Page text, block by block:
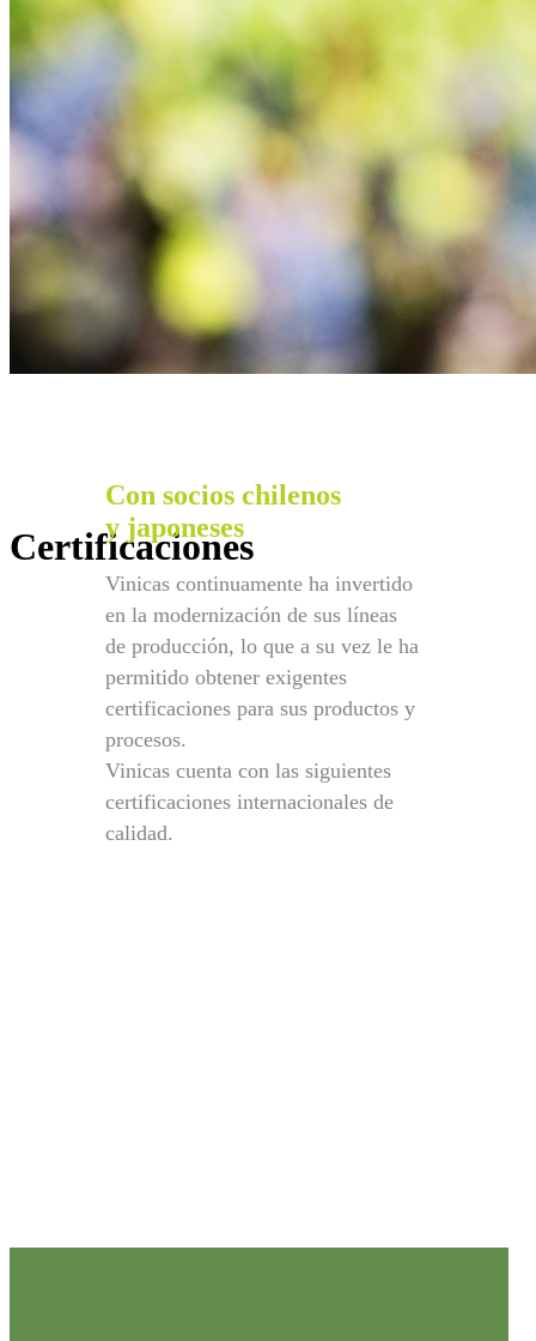
Certificaciones
Con socios chilenos
y japoneses
Vinicas continuamente ha invertido
en la modernización de sus líneas
de producción, lo que a su vez le ha
permitido obtener exigentes
certificaciones para sus productos y
procesos.
Vinicas cuenta con las siguientes
certificaciones internacionales de
calidad.